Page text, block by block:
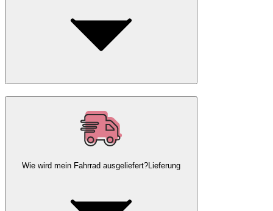
Wie wird mein Fahrrad ausgeliefert?Lieferung